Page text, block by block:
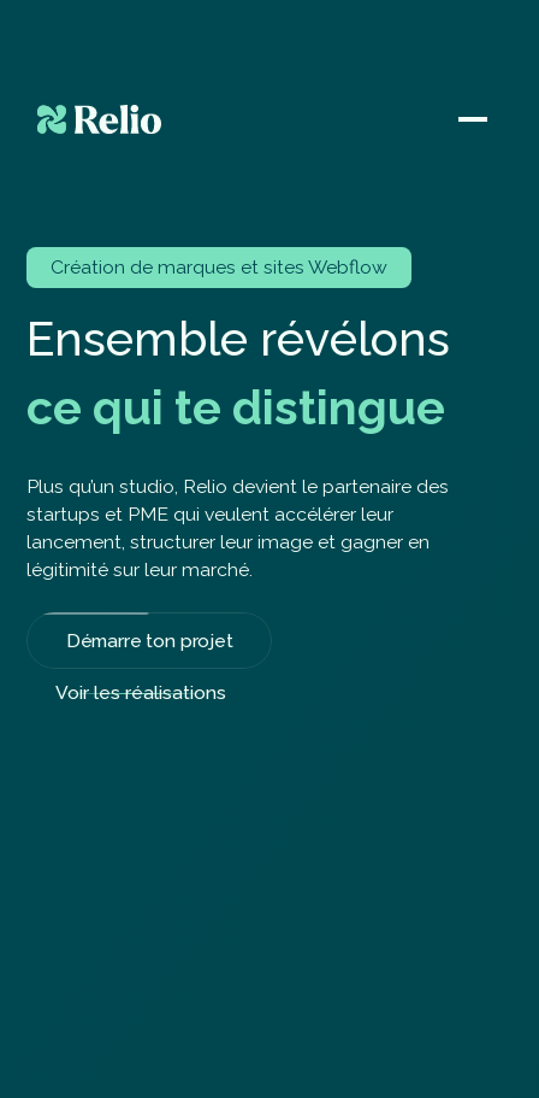
Création de marques et sites Webflow
Ensemble révélons
ce qui te distingue
Plus qu’un studio, Relio devient le partenaire des
startups et PME qui veulent accélérer leur
lancement, structurer leur image et gagner en
légitimité sur leur marché.
Démarre ton projet
Voir les réalisations